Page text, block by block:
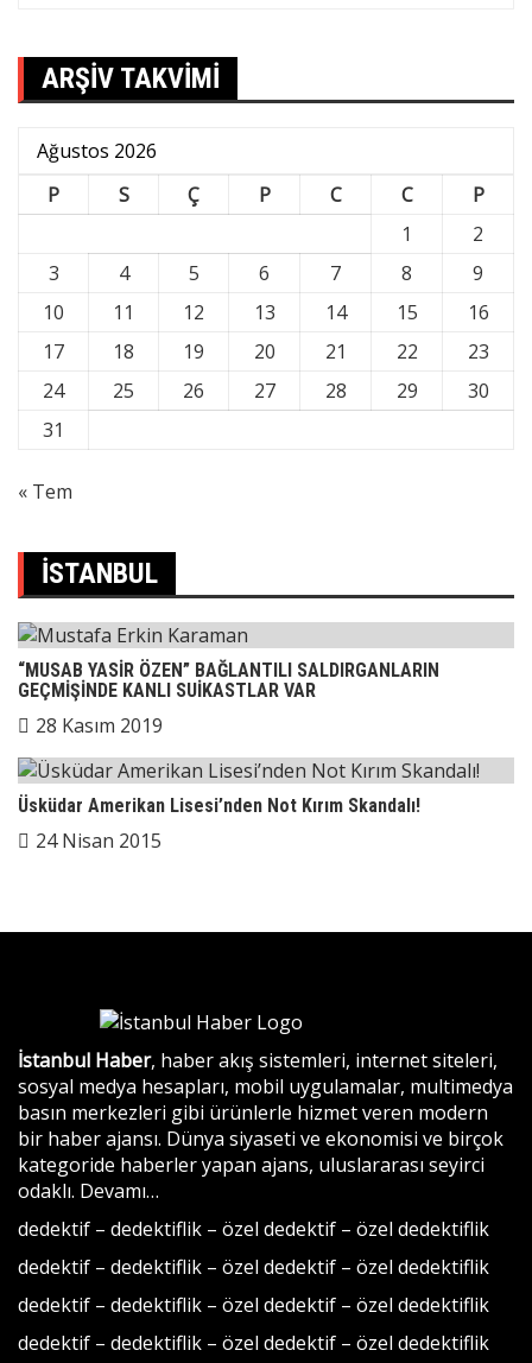
ARŞİV TAKVİMİ
Ağustos 2026
P
S Ç P C C
P
1
2
3
4 5 6 7 8
9
10
11 12 13 14 15
16
17
18 19 20 21 22
23
24
25 26 27 28 29
30
31
« Tem
İSTANBUL
“MUSAB YASİR ÖZEN” BAĞLANTILI SALDIRGANLARIN
GEÇMİŞİNDE KANLI SUİKASTLAR VAR
28 Kasım 2019
Üsküdar Amerikan Lisesi’nden Not Kırım Skandalı!
24 Nisan 2015
İstanbul Haber, haber akış sistemleri, internet siteleri,
sosyal medya hesapları, mobil uygulamalar, multimedya
basın merkezleri gibi ürünlerle hizmet veren modern
bir haber ajansı. Dünya siyaseti ve ekonomisi ve birçok
kategoride haberler yapan ajans, uluslararası seyirci
odaklı. Devamı…
dedektif – dedektiflik – özel dedektif – özel dedektiflik
dedektif – dedektiflik – özel dedektif – özel dedektiflik
dedektif – dedektiflik – özel dedektif – özel dedektiflik
dedektif – dedektiflik – özel dedektif – özel dedektiflik